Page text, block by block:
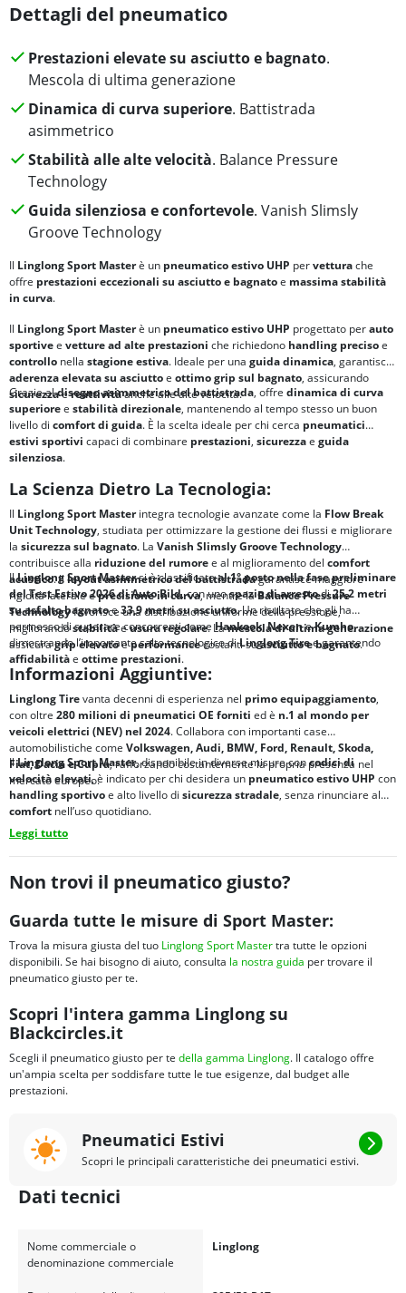
Dettagli del pneumatico
Prestazioni elevate su asciutto e bagnato.
Mescola di ultima generazione
Dinamica di curva superiore. Battistrada
asimmetrico
Stabilità alle alte velocità. Balance Pressure
Technology
Guida silenziosa e confortevole. Vanish Slimsly
Groove Technology
Il Linglong Sport Masterè un pneumatico estivo UHP pervetturache
offre prestazioni eccezionali su asciutto e bagnatoe massima stabilità
in curva.
Il Linglong Sport Masterè un pneumatico estivo UHP progettato perauto
sportivee vetture ad alte prestazioni che richiedono handling precisoe
controllo nella stagione estiva. Ideale per una guida dinamica, garantisce
aderenza elevata su asciuttoe ottimo grip sul bagnato, assicurando
sicurezzaereattivitàanche alle alte velocità.
Grazie aldisegno asimmetrico del battistrada, offre dinamica di curva
superioree stabilità direzionale, mantenendo al tempo stesso un buon
livello di comfort di guida. È la scelta ideale per chi cerca pneumatici
estivi sportivi capaci di combinare prestazioni, sicurezzae guida
silenziosa.
La Scienza Dietro La Tecnologia:
Il Linglong Sport Masterintegra tecnologie avanzate come la Flow Break
Unit Technology, studiata per ottimizzare la gestione dei flussi e migliorare
la sicurezza sul bagnato. La Vanish Slimsly Groove Technology
contribuisce alla riduzione del rumoree al miglioramento del comfort
acustico. Illayout asimmetrico del battistradagarantisce maggiore
rigidità laterale eprecisione in curva, mentre laBalance Pressure
Technologyfavorisce una distribuzione uniforme della pressione,
migliorandostabilitàeusura regolare. Lamescola di ultima generazione
assicuragrip elevatoeperformancecostanti suasciutto e bagnato.
IlLinglong Sport Mastersi è classificatoal 1° posto nella fase preliminare
del Test Estivo 2026 di Auto Bild, con unospazio di arrestodi25,2 metri
su asfalto bagnatoe33,9 metri su asciutto. Un risultato che gli ha
permesso di superare concorrenti comeHankook,NexeneKumho,
dimostrando l’importante salto tecnologico diLinglong Tiree garantendo
affidabilitàe ottime prestazioni.
Informazioni Aggiuntive:
Linglong Tirevanta decenni di esperienza nel primo equipaggiamento,
con oltre 280 milioni di pneumatici OE forniti ed è n.1 al mondo per
veicoli elettrici (NEV) nel 2024. Collabora con importanti case
automobilistiche come Volkswagen, Audi, BMW, Ford, Renault, Skoda,
Fiat, Dacia e Cupra, rafforzando costantemente la propria presenza nel
mercato europeo.
IlLinglong Sport Master, disponibile in diverse misure concodici di
velocità elevati, è indicato per chi desidera un pneumatico estivo UHP con
handling sportivoe alto livello di sicurezza stradale, senza rinunciare al
comfort nell’uso quotidiano.
Leggi tutto
Non trovi il pneumatico giusto?
Guarda tutte le misure di Sport Master:
Trova la misura giusta del tuo Linglong Sport Mastertra tutte le opzioni
disponibili. Se hai bisogno di aiuto, consulta la nostra guida per trovare il
pneumatico giusto per te.
Scopri l'intera gamma Linglong su
Blackcircles.it
Scegli il pneumatico giusto per te della gamma Linglong. Il catalogo offre
un'ampia scelta per soddisfare tutte le tue esigenze, dal budget alle
prestazioni.
Pneumatici Estivi
Scopri le principali caratteristiche dei pneumatici estivi.
Dati tecnici
Nome commerciale o
denominazione commerciale
Linglong